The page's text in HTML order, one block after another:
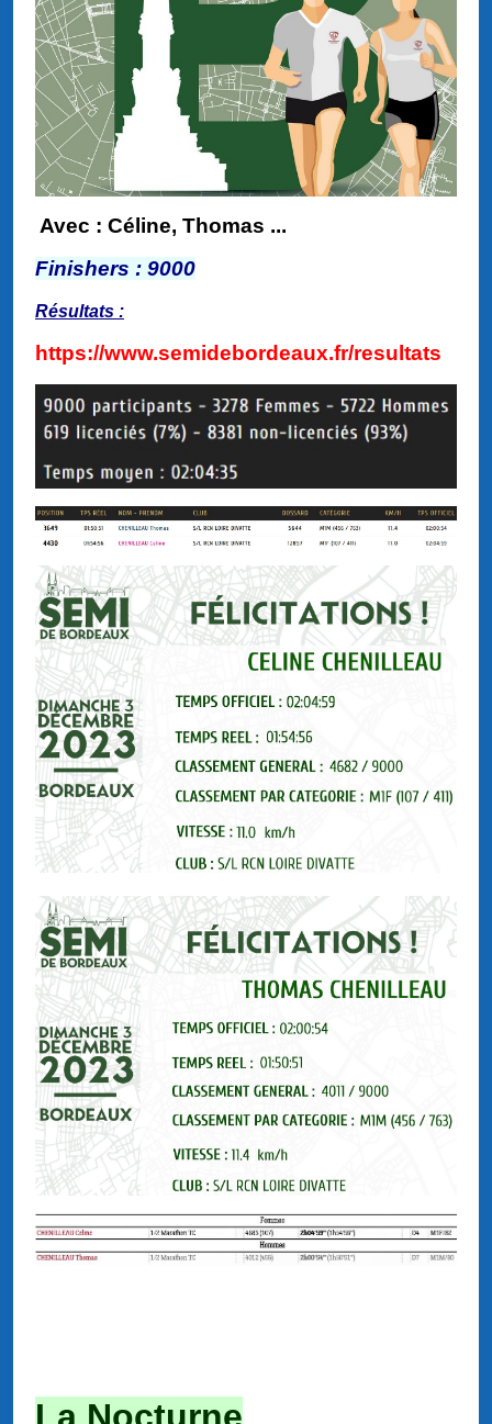
Avec : Céline, Thomas ...
Finishers : 9000
Résultats :
https://www.semidebordeaux.fr/resultats
La Nocturne